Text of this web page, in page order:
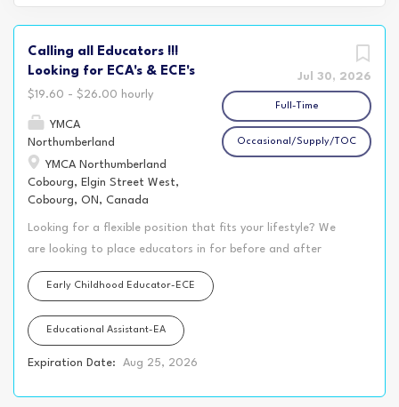
Jul 30, 2026
Full-Time
Occasional/Supply/TOC
Calling all Educators !!!
Looking for ECA's & ECE's
$19.60 - $26.00 hourly
YMCA
Northumberland
YMCA Northumberland
Cobourg, Elgin Street West,
Cobourg, ON, Canada
Looking for a flexible position that fits your lifestyle? We
are looking to place educators in for before and after
positions for September 2026 ! Whether you’re attending
school, balancing a second job, raising a family, or simply
looking for a schedule that gives you more freedom during
the day, the YMCA Northumberland may have the perfect
opportunity for you! Our Before and After School
positions working with kindergarten and school-age children
Early Childhood Educator-ECE
Educational Assistant-EA
Expiration Date: Aug 25, 2026